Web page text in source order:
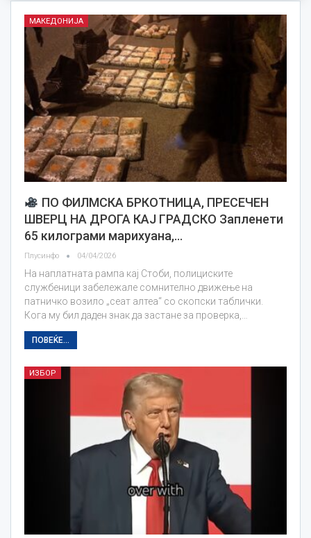
МАКЕДОНИЈА
ПО ФИЛМСКА БРКОТНИЦА, ПРЕСЕЧЕН
ШВЕРЦ НА ДРОГА КАЈ ГРАДСКО Запленети
65 килограми марихуана,…
Плусинфо 04/04/2026
На наплатната рампа кај Стоби, полициските
службеници забележале сомнително движење на
патничко возило „сеат алтеа“ со скопски таблички.
Кога му бил даден знак да застане за проверка,…
ПОВЕЌЕ...
ИЗБОР